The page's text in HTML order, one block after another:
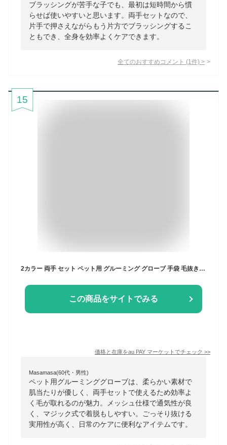
ブラッシングが苦手な子でも、最初は短時間から慣
らせば使いやすいと思います。両手セットなので、
片手で押さえながらもう片方でブラッシングするこ
ともでき、全身を効率よくケアできます。
全てのおすすめコメント (1 件) >
15
2カラー 両手 セット ペット用 グルーミング グローブ 手袋 毛抜き マジック式 メッシュ 通気性 抜群 よく抜ける ごっそり抜ける 柔らか
この商品をサイトでみる
価格と在庫をau PAY マーケット でチェック >>
Masamasa(60代・男性)
ペット用グルーミンググローブは、柔らかい素材で
肌当たりが優しく、両手セットで使えるため効率よ
く毛が取れるのが魅力。メッシュ仕様で通気性が良
く、マジック式で着脱もしやすい。ごっそり抜ける
実用性が高く、日常のケアに便利なアイテムです。